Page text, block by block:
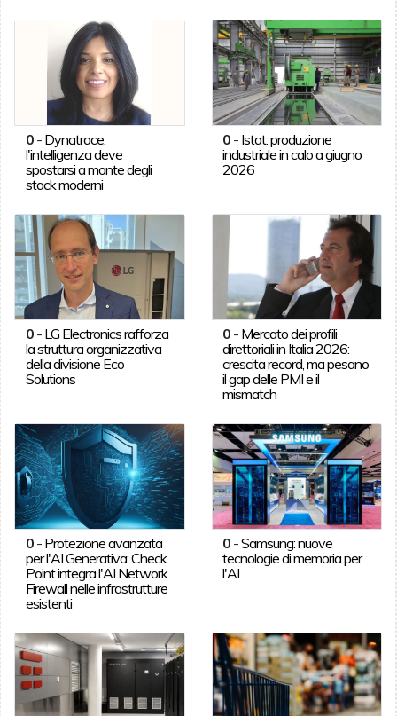
0- Dynatrace,
l'intelligenza deve
spostarsi a monte degli
stack moderni
0 - Istat: produzione
industriale in calo a giugno
2026
0- LG Electronics rafforza
la struttura organizzativa
della divisione Eco
Solutions
0 - Mercato dei profili
direttoriali in Italia 2026:
crescita record, ma pesano
il gap delle PMI e il
mismatch
0- Protezione avanzata
per l'AI Generativa: Check
Point integra l'AI Network
Firewall nelle infrastrutture
esistenti
0 -Samsung: nuove
tecnologie di memoria per
l'AI